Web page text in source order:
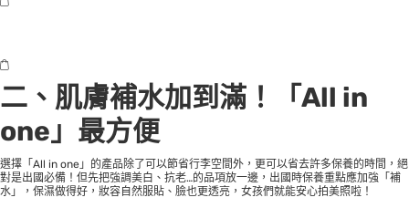
二、肌膚補水加到滿！「All in
one」最方便
選擇「All in one」的產品除了可以節省行李空間外，更可以省去許多保養的時間，絕
對是出國必備！但先把強調美白、抗老…的品項放一邊，出國時保養重點應加強「補
水」，保濕做得好，妝容自然服貼、臉也更透亮，女孩們就能安心拍美照啦！